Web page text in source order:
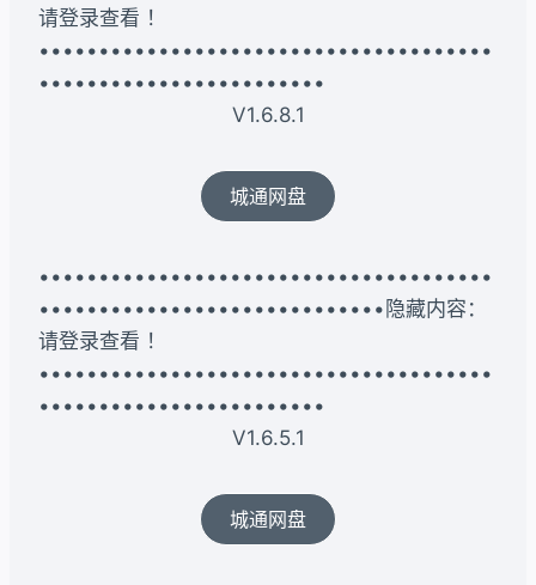
请登录查看 ！
••••••••••••••••••••••••••••••••••••••
••••••••••••••••••••••••
V1.6.8.1
城通网盘
••••••••••••••••••••••••••••••••••••••
•••••••••••••••••••••••••••••隐藏内容：
请登录查看 ！
••••••••••••••••••••••••••••••••••••••
••••••••••••••••••••••••
V1.6.5.1
城通网盘